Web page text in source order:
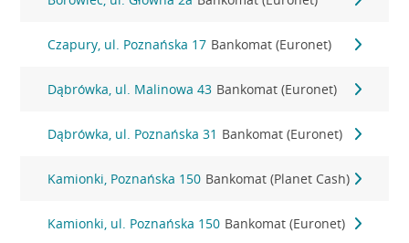
Czapury, ul. Poznańska 17 Bankomat (Euronet)
Dąbrówka, ul. Malinowa 43 Bankomat (Euronet)
Dąbrówka, ul. Poznańska 31 Bankomat (Euronet)
Kamionki, Poznańska 150 Bankomat (Planet Cash)
Kamionki, ul. Poznańska 150 Bankomat (Euronet)